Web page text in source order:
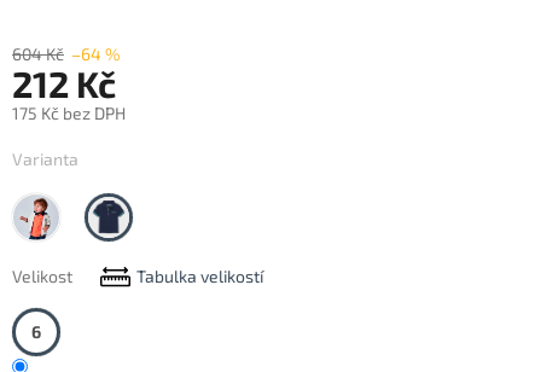
604 Kč –64 %
212 Kč
175 Kč bez DPH
cena:
Varianta
Apricot blue
Velikost Tabulka velikostí
6